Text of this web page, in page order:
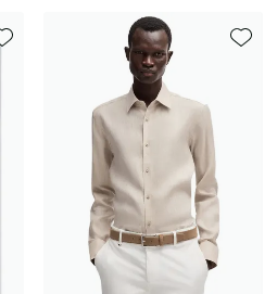
Toevoegen aan favorieten